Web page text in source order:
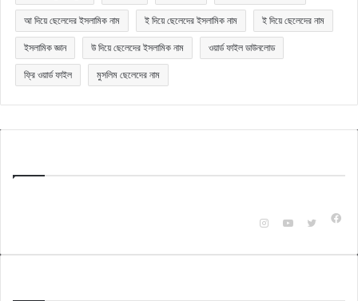
আ দিয়ে ছেলেদের ইসলামিক নাম ই দিয়ে ছেলেদের ইসলামিক নাম ই দিয়ে ছেলেদের নাম
ইসলামিক জ্ঞান উ দিয়ে ছেলেদের ইসলামিক নাম ওয়ার্ড ফাইল ডাউনলোড
ফ্রি ওয়ার্ড ফাইল মুসলিম ছেলেদের নাম
YouTube
Instagram